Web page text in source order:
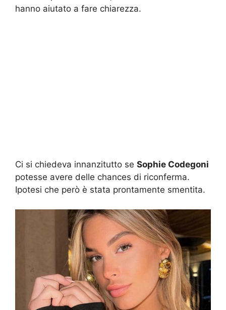
hanno aiutato a fare chiarezza.
Ci si chiedeva innanzitutto se Sophie Codegoni
potesse avere delle chances di riconferma.
Ipotesi che però è stata prontamente smentita.